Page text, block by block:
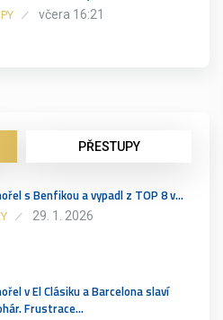
včera 16:21
PŘESTUPY
s Benfikou a vypadl z TOP 8 v…
29. 1. 2026
v El Clásiku a Barcelona slaví
Frustrace…